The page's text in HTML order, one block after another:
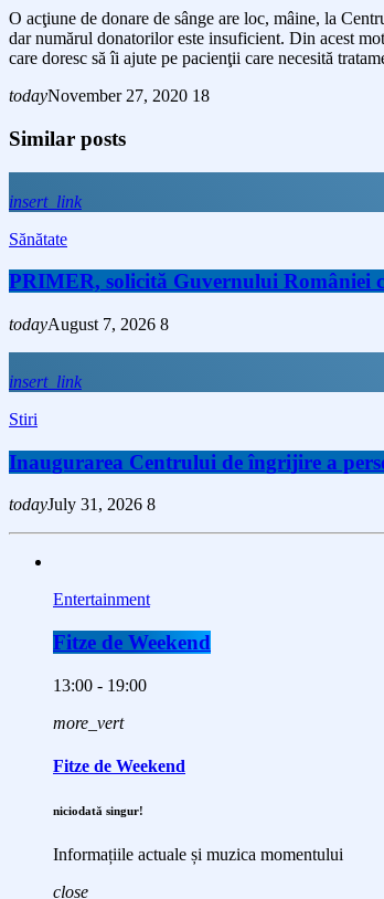
O acţiune de donare de sânge are loc, mâine, la
dar numărul donatorilor este insuficient. Din acest
care doresc să îi ajute pe pacienţii care necesită
todayNovember 27, 2020 18
Similar posts
insert_link
Sănătate
PRIMER, solicită Guvernului României
todayAugust 7, 2026 8
insert_link
Stiri
Inaugurarea Centrului de îngrijire a
todayJuly 31, 2026 8
Entertainment
Fitze de Weekend
13:00 - 19:00
more_vert
Fitze de Weekend
niciodată singur!
Informațiile actuale și muzica momentului
close